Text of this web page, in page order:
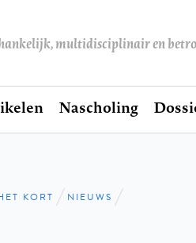
multidisciplinair en
Nascholing
KORT NIEUWS